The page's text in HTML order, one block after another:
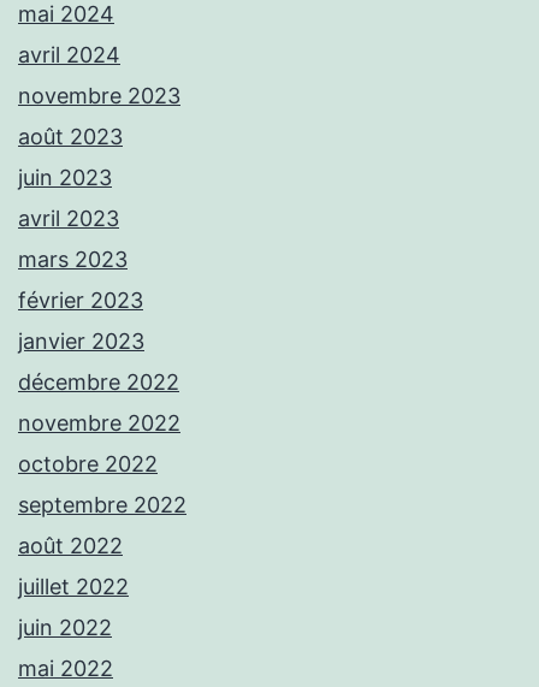
mai 2024
avril 2024
novembre 2023
août 2023
juin 2023
avril 2023
mars 2023
février 2023
janvier 2023
décembre 2022
novembre 2022
octobre 2022
septembre 2022
août 2022
juillet 2022
juin 2022
mai 2022